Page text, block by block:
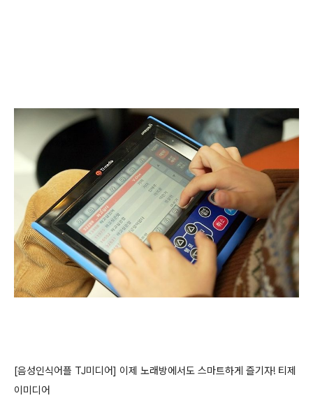
[음성인식어플 TJ미디어] 이제 노래방에서도 스마트하게 즐기자! 티제
이미디어